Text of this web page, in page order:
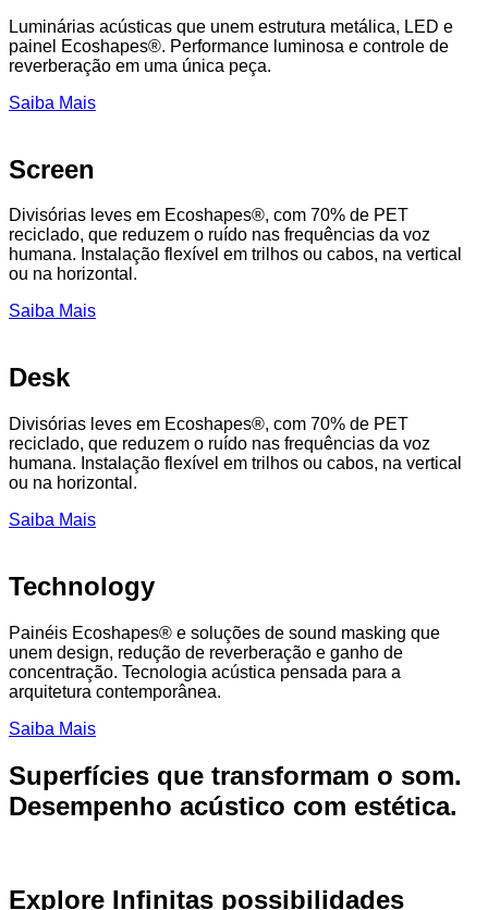
Luminárias acústicas que unem estrutura metálica, LED e
painel Ecoshapes®. Performance luminosa e controle de
reverberação em uma única peça.
Saiba Mais
Screen
Divisórias leves em Ecoshapes®, com 70% de PET
reciclado, que reduzem o ruído nas frequências da voz
humana. Instalação flexível em trilhos ou cabos, na vertical
ou na horizontal.
Saiba Mais
Desk
Divisórias leves em Ecoshapes®, com 70% de PET
reciclado, que reduzem o ruído nas frequências da voz
humana. Instalação flexível em trilhos ou cabos, na vertical
ou na horizontal.
Saiba Mais
Technology
Painéis Ecoshapes® e soluções de sound masking que
unem design, redução de reverberação e ganho de
concentração. Tecnologia acústica pensada para a
arquitetura contemporânea.
Saiba Mais
Superfícies que transformam o som.
Desempenho acústico com estética.
Explore Infinitas possibilidades